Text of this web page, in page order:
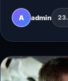
Техас. 79-
актора у
A admin